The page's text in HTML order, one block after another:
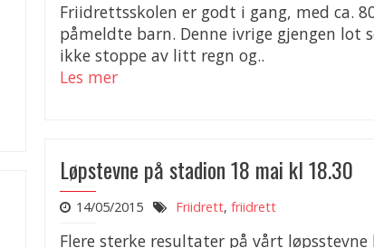
Friidrettsskolen er godt i gang, med ca.
påmeldte barn. Denne ivrige gjengen lot
ikke stoppe av litt regn og..
Les mer
Løpstevne på stadion 18 mai kl 18.30
14/05/2015 Friidrett, friidrett
Flere sterke resultater på vårt løpsstevne